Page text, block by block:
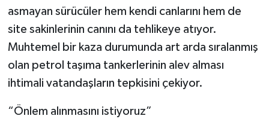
asmayan sürücüler hem kendi canlarını hem de
site sakinlerinin canını da tehlikeye atıyor.
Muhtemel bir kaza durumunda art arda sıralanmış
olan petrol taşıma tankerlerinin alev alması
ihtimali vatandaşların tepkisini çekiyor.
“Önlem alınmasını istiyoruz”